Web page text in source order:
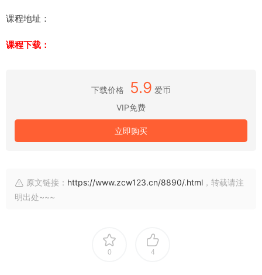
课程地址：
课程下载：
下载价格 5.9 爱币
VIP免费
立即购买
原文链接： https://www.zcw123.cn/8890/.html ，转载请注
明出处~~~
0 4